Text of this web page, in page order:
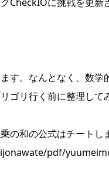
す。なんとなく、数学
ゴリ行く前に整理して
の和の公式はチート
pdf/